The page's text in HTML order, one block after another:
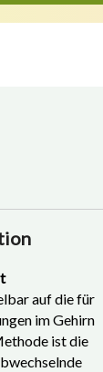
auf die für
im Gehirn
ist die